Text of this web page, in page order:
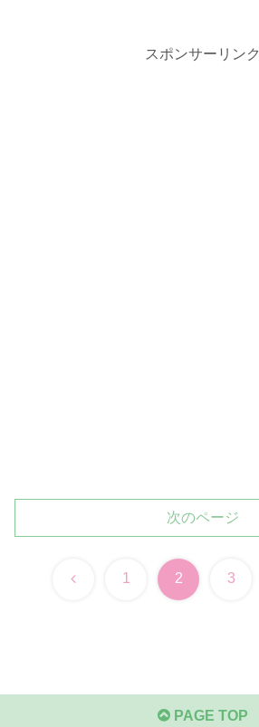
スポンサーリンク
次のページ
前 1 2 3
PAGE TOP